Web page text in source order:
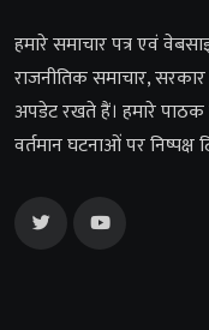
हमारे समाचार पत्र एवं
राजनीतिक समाचार,
अपडेट रखते हैं। हमारे पाठक
वर्तमान घटनाओं पर